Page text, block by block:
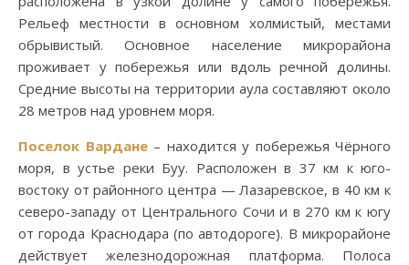
Рельеф местности в основном холмистый, местами
обрывистый. Основное население микрорайона
проживает у побережья или вдоль речной долины.
Средние высоты на территории аула составляют около
28 метров над уровнем моря.
Поселок Вардане – находится у побережья Чёрного
моря, в устье реки Буу. Расположен в 37 км к юго-
востоку от районного центра — Лазаревское, в 40 км к
северо-западу от Центрального Сочи и в 270 км к югу
от города Краснодара (по автодороге). В микрорайоне
действует железнодорожная платформа. Полоса